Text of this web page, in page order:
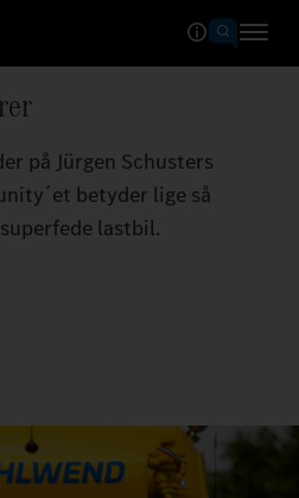
på Jürgen Schusters
betyder lige så
lastbil.